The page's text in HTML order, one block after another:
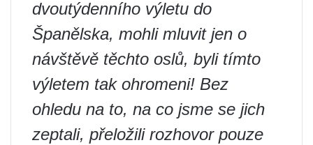
dvoutýdenního výletu do
Španělska, mohli mluvit jen o
návštěvě těchto oslů, byli tímto
výletem tak ohromeni! Bez
ohledu na to, na co jsme se jich
zeptali, přeložili rozhovor pouze